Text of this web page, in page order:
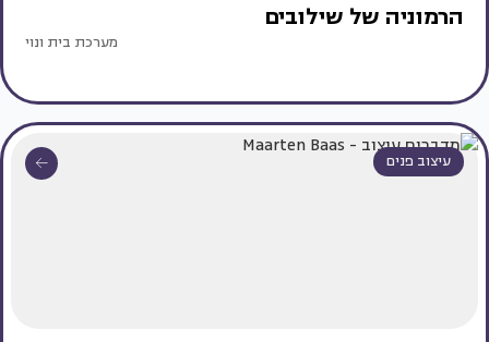
הרמוניה של שילובים
מערכת בית ונוי
עיצוב פנים